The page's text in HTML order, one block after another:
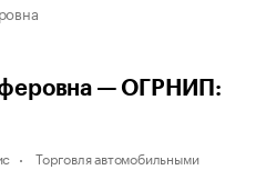
— ОГРНИП:
Торговля автомобильными